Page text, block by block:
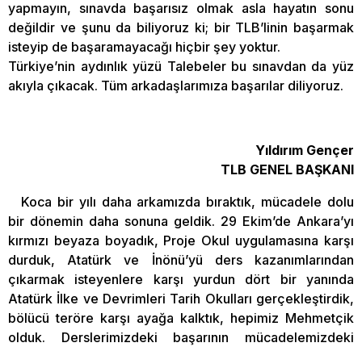
yapmayın, sınavda başarısız olmak asla hayatın sonu
değildir ve şunu da biliyoruz ki; bir TLB’linin başarmak
isteyip de başaramayacağı hiçbir şey yoktur.
Türkiye’nin aydınlık yüzü Talebeler bu sınavdan da yüz
akıyla çıkacak. Tüm arkadaşlarımıza başarılar diliyoruz.
Yıldırım Gençer
TLB GENEL BAŞKANI
Koca bir yılı daha arkamızda bıraktık, mücadele dolu
bir dönemin daha sonuna geldik. 29 Ekim’de Ankara’yı
kırmızı beyaza boyadık, Proje Okul uygulamasına karşı
durduk, Atatürk ve İnönü’yü ders kazanımlarından
çıkarmak isteyenlere karşı yurdun dört bir yanında
Atatürk İlke ve Devrimleri Tarih Okulları gerçekleştirdik,
bölücü teröre karşı ayağa kalktık, hepimiz Mehmetçik
olduk. Derslerimizdeki başarının mücadelemizdeki